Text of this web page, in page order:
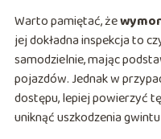
Warto pamiętać, że
jej dokładna inspekcja to
samodzielnie, mając
pojazdów. Jednak w
dostępu, lepiej powierzyć
uniknąć uszkodzenia